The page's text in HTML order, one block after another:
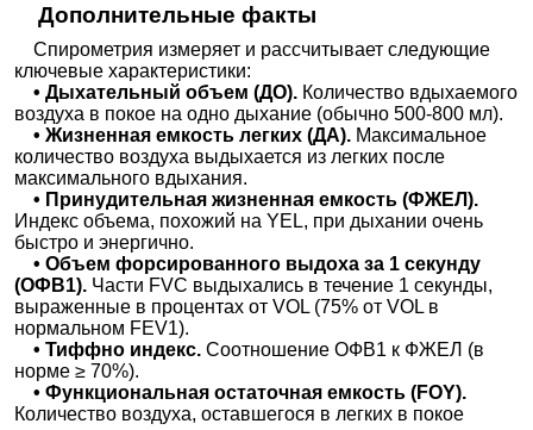
МЦ Здравица на Дуси Ковальчук
Новосибирск; ул. Дуси Ковальчук, д. 272/1
+7(383..показать
1500₽
МЦ Здравица на 1905 года
Новосибирск; ул. 1905 года, д. 73; м. Красный проспект
+7(383..показать
1500₽
Медсанчасть №168 на Арбузова 6
Новосибирск; ул. Арбузова, д. 6
+7(383..показать
1500₽ Запись
Медсанчасть №168 в Краснообске
пос. Краснообск; д. 116;
+7(383..показать
1500₽ Запись
Дополнительные факты
Спирометрия измеряет и рассчитывает следующие
ключевые характеристики:
• Дыхательный объем (ДО). Количество вдыхаемого
воздуха в покое на одно дыхание (обычно 500-800 мл).
• Жизненная емкость легких (ДА). Максимальное
количество воздуха выдыхается из легких после
максимального вдыхания.
• Принудительная жизненная емкость (ФЖЕЛ).
Индекс объема, похожий на YEL, при дыхании очень
быстро и энергично.
• Объем форсированного выдоха за 1 секунду
(ОФВ1). Части FVC выдыхались в течение 1 секунды,
выраженные в процентах от VOL (75% от VOL в
нормальном FEV1).
• Тиффно индекс.Соотношение ОФВ1 к ФЖЕЛ (в
норме ≥ 70%).
• Функциональная остаточная емкость (FOY).
Количество воздуха, оставшегося в легких в покое